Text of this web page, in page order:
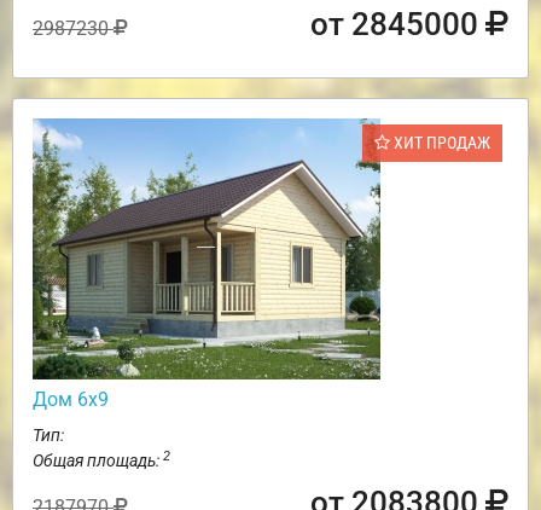
2987230 от 2845000
ХИТ ПРОДАЖ
Дом 6х9
Тип:
Общая площадь: 2